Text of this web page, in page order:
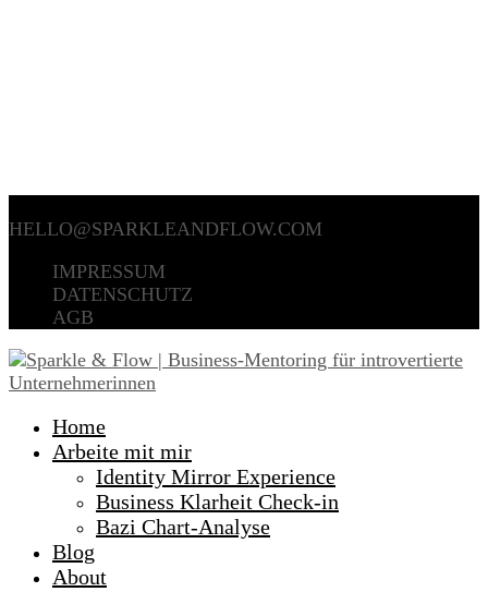
HELLO@SPARKLEANDFLOW.COM
IMPRESSUM
DATENSCHUTZ
AGB
Home
Arbeite mit mir
Identity Mirror Experience
Business Klarheit Check-in
Bazi Chart-Analyse
Blog
About